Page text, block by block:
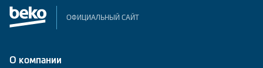
ОФИЦИАЛЬНЫЙ САЙТ
О компании